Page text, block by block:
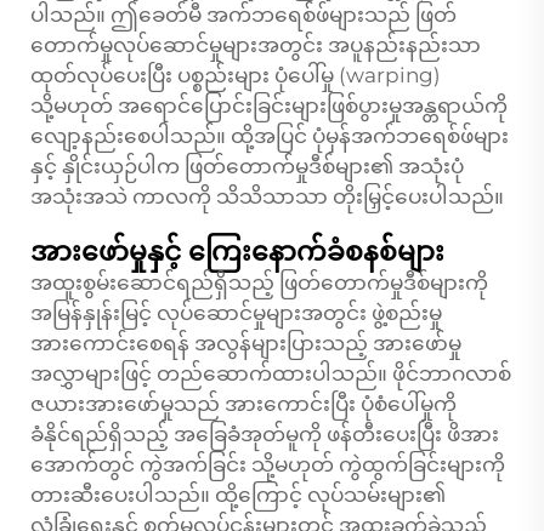
ပါသည်။ ဤခေတ်မီ အက်ဘရေစ်ဖ်များသည် ဖြတ်
တောက်မှုလုပ်ဆောင်မှုများအတွင်း အပူနည်းနည်းသာ
ထုတ်လုပ်ပေးပြီး ပစ္စည်းများ ပုံပေါ်မှု (warping)
သို့မဟုတ် အရောင်ပြောင်းခြင်းများဖြစ်ပွားမှုအန္တရာယ်ကို
လျော့နည်းစေပါသည်။ ထို့အပြင် ပုံမှန်အက်ဘရေစ်ဖ်များ
နှင့် နှိုင်းယှဉ်ပါက ဖြတ်တောက်မှုဒီစ်များ၏ အသုံးပုံ
အသုံးအသဲ ကာလကို သိသိသာသာ တိုးမြှင့်ပေးပါသည်။
အားဖော်မှုနှင့် ကြေးနောက်ခံစနစ်များ
အထူးစွမ်းဆောင်ရည်ရှိသည့် ဖြတ်တောက်မှုဒီစ်များကို
အမြန်နှုန်းမြင့် လုပ်ဆောင်မှုများအတွင်း ဖွဲ့စည်းမှု
အားကောင်းစေရန် အလွန်များပြားသည့် အားဖော်မှု
အလွှာများဖြင့် တည်ဆောက်ထားပါသည်။ ဖိုင်ဘာဂလာစ်
ဇယားအားဖော်မှုသည် အားကောင်းပြီး ပုံစံပေါ်မှုကို
ခံနိုင်ရည်ရှိသည့် အခြေခံအုတ်မူကို ဖန်တီးပေးပြီး ဖိအား
အောက်တွင် ကွဲအက်ခြင်း သို့မဟုတ် ကွဲထွက်ခြင်းများကို
တားဆီးပေးပါသည်။ ထို့ကြောင့် လုပ်သမ်းများ၏
လုံခြုံရေးနှင့် စက်မှုလုပ်ငန်းများတွင် အထူးခက်ခဲသည့်